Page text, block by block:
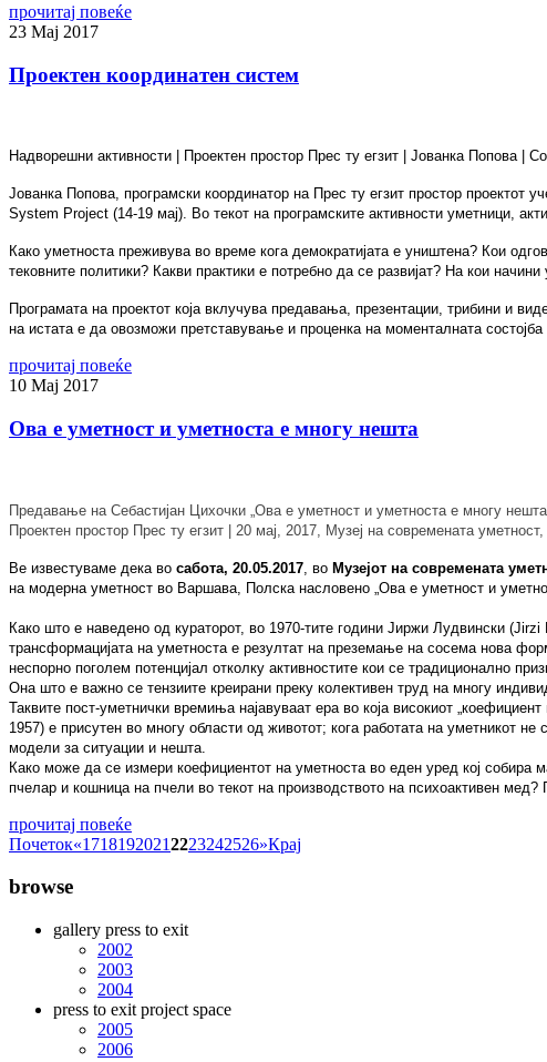
прочитај повеќе
23 Мај 2017
Проектен координатен систем
Надворешни активности Проектен простор Прес ту егзит Јованка Попова|
Јованка Попова, програмски координатор на Прес ту егзит простор проектот
System Project (14-19 мај). Во текот на програмските активности уметници,
Како уметноста преживува во време кога демократијата е уништена? Кои
тековните политики? Какви практики е потребно да се развијат? На кои
Програмата на проектот која вклучува предавања, презентации, трибини и
на истата е да овозможи претставување и проценка на моменталната
прочитај повеќе
10 Мај 2017
Ова е уметност и уметноста е многу нешта
Предавање на Себастијан Цихочки „Ова е уметност и уметноста е многу
Проектен простор Прес ту егзит | 20 мај, 2017 Музеј на современата уметност,
Ве известуваме дека во сабота, 20.05.2017 , во Музејот на современата
на модерна уметност во Варшава, Полска насловено Ова е уметност и
Како што е наведено од кураторот, во 1970-тите години Јиржи Лудвински (Jirzi
трансформацијата на уметноста е резултат на преземање на сосема нова
неспорно поголем потенцијал отколку активностите кои се традиционално
Она што е важно се тензиите креирани преку колективен труд на многу
Таквите пост-уметнички времиња најавуваат ера во која високиот
1957) е присутен во многу области од животот; кога работата на уметникот
модели за ситуации и нешта.
Како може да се измери коефициентот на уметноста во еден уред кој собира
пчелар и кошница на пчели во текот на производството на психоактивен
прочитај повеќе
Почеток«17181920212223242526»Крај
browse
gallery press to exit
2002
2003
2004
press to exit project space
2005
2006